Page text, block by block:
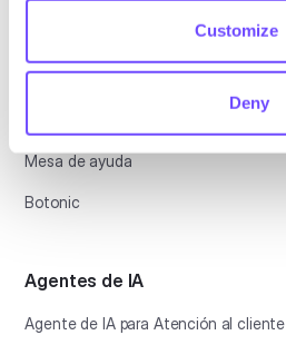
Customize
Deny
CX conversacional
Mesa de ayuda
Botonic
Agentes de IA
Agente de IA para Atención al cliente